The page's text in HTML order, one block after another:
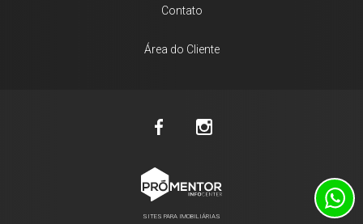
Contato
Área do Cliente
SITES PARA IMOBILIÁRIAS